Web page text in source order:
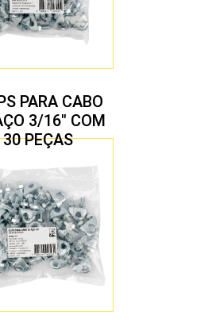
PARA CABO
3/16″ COM
30 PEÇAS